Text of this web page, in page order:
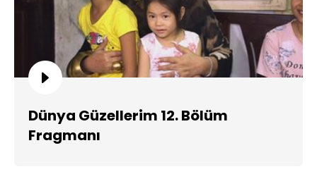
Dünya Güzellerim 12. Bölüm
Fragmanı